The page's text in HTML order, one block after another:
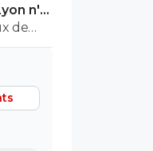
n'a
de